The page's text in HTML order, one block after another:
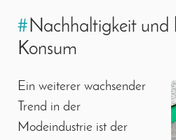
#Nachhaltigkeit und
Konsum
Ein weiterer wachsender
Trend in der
Modeindustrie ist der